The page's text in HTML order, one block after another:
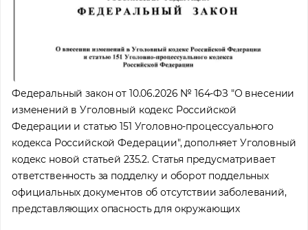
Федеральный закон от 10.06.2026 № 164-ФЗ "О внесении
изменений в Уголовный кодекс Российской
Федерации и статью 151 Уголовно-процессуального
кодекса Российской Федерации", дополняет Уголовный
кодекс новой статьей 235.2. Статья предусматривает
ответственность за подделку и оборот поддельных
официальных документов об отсутствии заболеваний,
представляющих опасность для окружающих